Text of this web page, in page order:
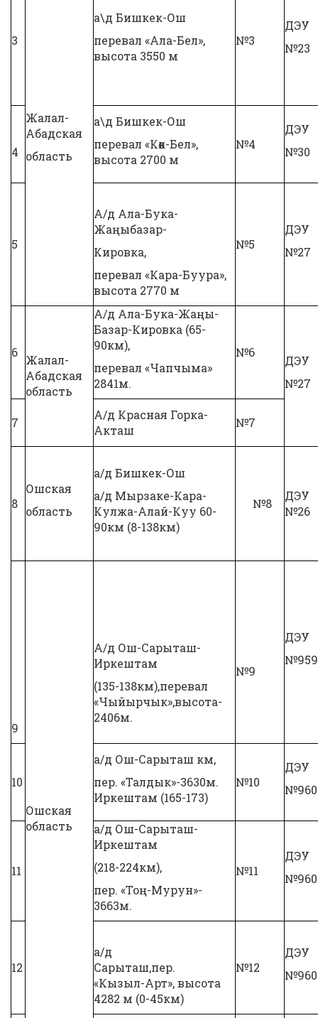
3
Жалал-
Абадская
область
а\д Бишкек-Ош
перевал «Ала-Бел»,
высота 3550 м
№3
ДЭУ
№23
4
а\д Бишкек-Ош
перевал «Көк-Бел»,
высота 2700 м
№4
ДЭУ
№30
5
А/д Ала-Бука-
Жаңыбазар-
Кировка,
перевал «Кара-Буура»,
высота 2770 м
№5
ДЭУ
№27
6
Жалал-
Абадская
область
А/д Ала-Бука-Жаңы-
Базар-Кировка (65-
90км),
перевал «Чапчыма»
2841м.
№6
ДЭУ
№27
7
А/д Красная Горка-
Акташ
№7
8
Ошская
область
а/д Бишкек-Ош
а/д Мырзаке-Кара-
Кулжа-Алай-Куу 60-
90км (8-138км)
№8
ДЭУ
№26
9
Ошская
область
А/д Ош-Сарыташ-
Иркештам
(135-138км),перевал
«Чыйырчык»,высота-
2406м.
№9
ДЭУ
№959
10
а/д Ош-Сарыташ км,
пер. «Талдык»-3630м.
Иркештам (165-173)
№10
ДЭУ
№960
11
а/д Ош-Сарыташ-
Иркештам
(218-224км),
пер. «Тоң-Мурун»-
3663м.
№11
ДЭУ
№960
12
а/д
Сарыташ,пер.
«Кызыл-Арт», высота
4282 м (0-45км)
№12
ДЭУ
№960